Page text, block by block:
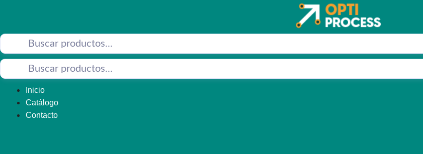
Inicio
Catálogo
Contacto